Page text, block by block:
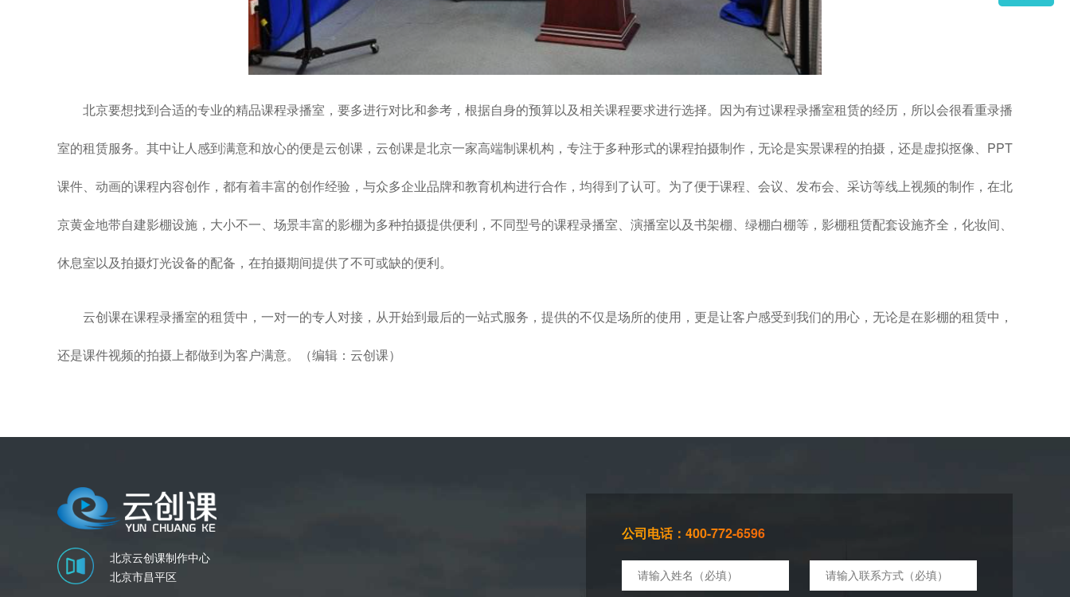
北京要想找到合适的专业的精品课程录播室，要多进行对比和参考，根据自身的预算以及相关课程要求进行选择。因为有过课程录播室租赁的经历，所以会很看重录播
室的租赁服务。其中让人感到满意和放心的便是云创课，云创课是北京一家高端制课机构，专注于多种形式的课程拍摄制作，无论是实景课程的拍摄，还是虚拟抠像、PPT
课件、动画的课程内容创作，都有着丰富的创作经验，与众多企业品牌和教育机构进行合作，均得到了认可。为了便于课程、会议、发布会、采访等线上视频的制作，在北
京黄金地带自建影棚设施，大小不一、场景丰富的影棚为多种拍摄提供便利，不同型号的课程录播室、演播室以及书架棚、绿棚白棚等，影棚租赁配套设施齐全，化妆间、
休息室以及拍摄灯光设备的配备，在拍摄期间提供了不可或缺的便利。
云创课在课程录播室的租赁中，一对一的专人对接，从开始到最后的一站式服务，提供的不仅是场所的使用，更是让客户感受到我们的用心，无论是在影棚的租赁中，
还是课件视频的拍摄上都做到为客户满意。（编辑：云创课）
北京云创课制作中心
北京市昌平区
公司电话：400-772-6596